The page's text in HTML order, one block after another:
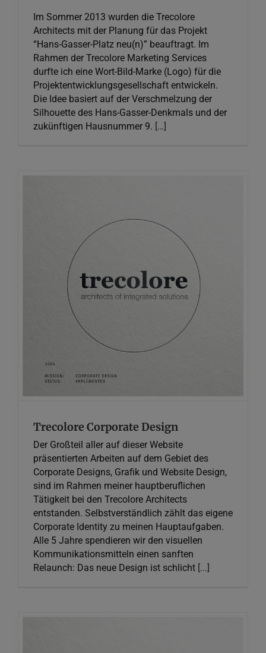
Im Sommer 2013 wurden die Trecolore
Architects mit der Planung für das Projekt
“Hans-Gasser-Platz neu(n)” beauftragt. Im
Rahmen der Trecolore Marketing Services
durfte ich eine Wort-Bild-Marke (Logo) für die
Projektentwicklungsgesellschaft entwickeln.
Die Idee basiert auf der Verschmelzung der
Silhouette des Hans-Gasser-Denkmals und der
zukünftigen Hausnummer 9. […]
Trecolore Corporate Design
Graphic Design Web Design
Trecolore Corporate Design
Der Großteil aller auf dieser Website
präsentierten Arbeiten auf dem Gebiet des
Corporate Designs, Grafik und Website Design,
sind im Rahmen meiner hauptberuflichen
Tätigkeit bei den Trecolore Architects
entstanden. Selbstverständlich zählt das eigene
Corporate Identity zu meinen Hauptaufgaben.
Alle 5 Jahre spendieren wir den visuellen
Kommunikationsmitteln einen sanften
Relaunch: Das neue Design ist schlicht [...]